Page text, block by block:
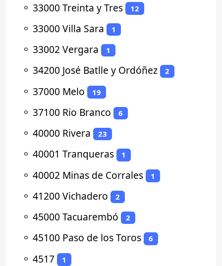
⚬ 33000 Treinta y Tres 12
⚬ 33000 Villa Sara 1
⚬ 33002 Vergara 1
⚬ 34200 José Batlle y Ordóñez 2
⚬ 37000 Melo 19
⚬ 37100 Rio Branco 6
⚬ 40000 Rivera 23
⚬ 40001 Tranqueras 1
⚬ 40002 Minas de Corrales 1
⚬ 41200 Vichadero 2
⚬ 45000 Tacuarembó 2
⚬ 45100 Paso de los Toros 6
⚬ 4517 1